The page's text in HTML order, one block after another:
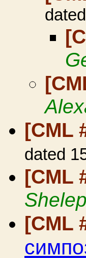
[CML
dated
[CML
[CML